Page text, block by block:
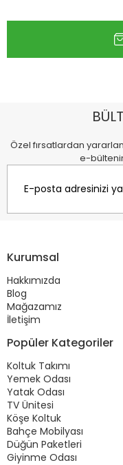
Özel fırsatlardan
e-
Kurumsal
Hakkımızda
Blog
Mağazamız
İletişim
Popüler Kategoriler
Koltuk Takımı
Yemek Odası
Yatak Odası
TV Ünitesi
Köşe Koltuk
Bahçe Mobilyası
Düğün Paketleri
Giyinme Odası